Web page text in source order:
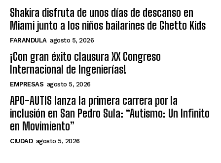
Shakira disfruta de unos días de descanso en
Miami junto a los niños bailarines de Ghetto Kids
FARANDULA agosto 5, 2026
¡Con gran éxito clausura XX Congreso
Internacional de Ingenierías!
EMPRESAS agosto 5, 2026
APO-AUTIS lanza la primera carrera por la
inclusión en San Pedro Sula: “Autismo: Un Infinito
en Movimiento”
CIUDAD agosto 5, 2026